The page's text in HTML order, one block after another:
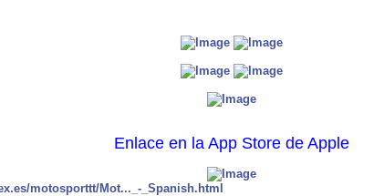
Enlace en la App Store de Apple
motosporttt/Mot..._-_Spanish.html